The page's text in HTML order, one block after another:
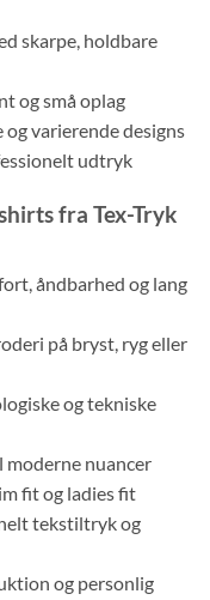
skarpe, holdbare
og små oplag
varierende designs
udtryk
fra Tex-Tryk
åndbarhed og lang
på bryst, ryg eller
og tekniske
moderne nuancer
fit og ladies fit
tekstiltryk og
og personlig